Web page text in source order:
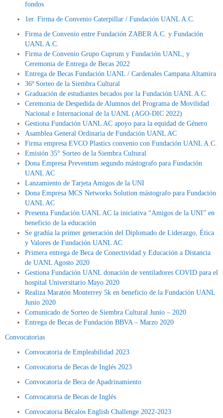
fondos
1er. Firma de Convenio Caterpillar / Fundación UANL A.C.
Firma de Convenio entre Fundación ZABER A.C. y Fundación
UANL A.C.
Firma de Convenio Grupo Cuprum y Fundación UANL, y
Ceremonia de Entrega de Becas 2022
Entrega de Becas Fundación UANL / Cardenales Campana Altamira
36º Sorteo de la Siembra Cultural
Graduación de estudiantes becados por la Fundación UANL A.C.
Ceremonia de Despedida de Alumnos del Programa de Movilidad
Nacional e Internacional de la UANL (AGO-DIC 2022)
Gestiona Fundación UANL AC apoyo para la equidad de Género
Asamblea General Ordinaria de Fundación UANL AC
Firma empresa EVCO Plastics convenio con Fundación UANL A.C.
Emisión 35° Sorteo de la Siembra Cultural
Dona Empresa Preventum segundo mástografo para Fundación
UANL AC
Lanzamiento de Tarjeta Amigos de la UNI
Dona Empresa MCS Networks Solution mástografo para Fundación
UANL AC
Presenta Fundación UANL AC la iniciativa “Amigos de la UNI” en
beneficio de la educación
Se gradúa la primer generación del Diplomado de Liderazgo, Ética
y Valores de Fundación UANL AC
Primera entrega de Beca de Conectividad y Educación a Distancia
de UANL Agosto 2020
Gestiona Fundación UANL donación de ventiladores COVID para el
hospital Universitario Mayo 2020
Realiza Maratón Monterrey 5k en beneficio de la Fundación UANL
Junio 2020
Comunicado de Sorteo de Siembra Cultural Junio – 2020
Entrega de Becas de Fundación BBVA – Marzo 2020
Convocatorias
Convocatoria de Empleabilidad 2023
Convocatoria de Becas de Inglés 2023
Convocatoria de Beca de Apadrinamiento
Convocatoria de Becas de Inglés
Convocatoria Bécalos English Challenge 2022-2023